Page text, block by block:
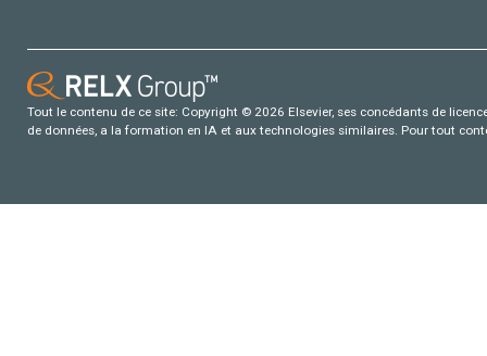
Tout le contenu de ce site: Copyright © 2026 Elsevier, ses concédants de
de données, a la formation en IA et aux technologies similaires. Pour tout